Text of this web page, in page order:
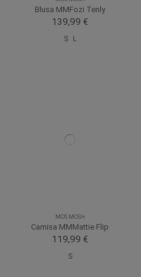
Blusa MMFozi Tenly
139,99 €
S L
MOS MOSH
Camisa MMMattie Flip
119,99 €
S